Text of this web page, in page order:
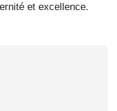
et excellence.